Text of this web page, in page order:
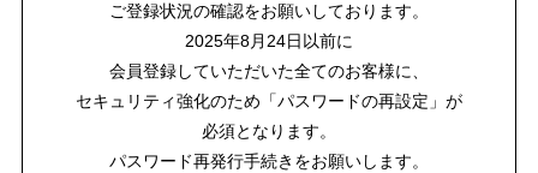
ご登録状況の確認をお願いしております。
2025年8月24日以前に
会員登録していただいた全てのお客様に、
セキュリティ強化のため「パスワードの再設定」が
必須となります。
パスワード再発行手続きをお願いします。